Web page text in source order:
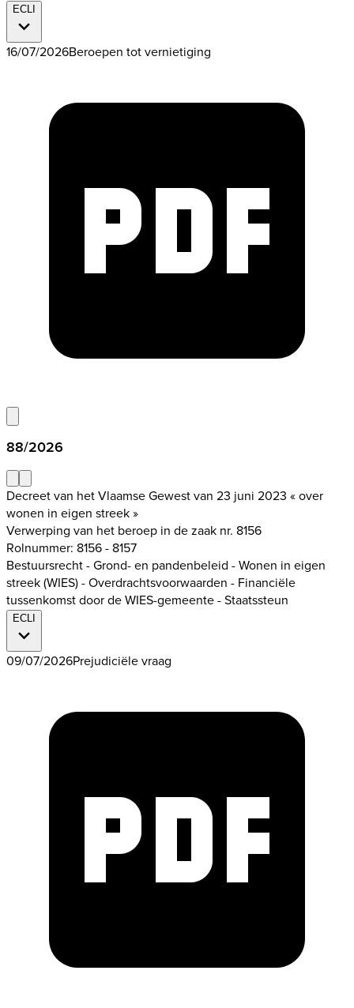
ECLI
16/07/2026Beroepen tot vernietiging
88/2026
Decreet van het Vlaamse Gewest van 23 juni 2023 « over
wonen in eigen streek »
Verwerping van het beroep in de zaak nr. 8156
Rolnummer: 8156 - 8157
Bestuursrecht - Grond- en pandenbeleid - Wonen in eigen
streek (WIES) - Overdrachtsvoorwaarden - Financiële
tussenkomst door de WIES-gemeente - Staatssteun
ECLI
09/07/2026Prejudiciële vraag